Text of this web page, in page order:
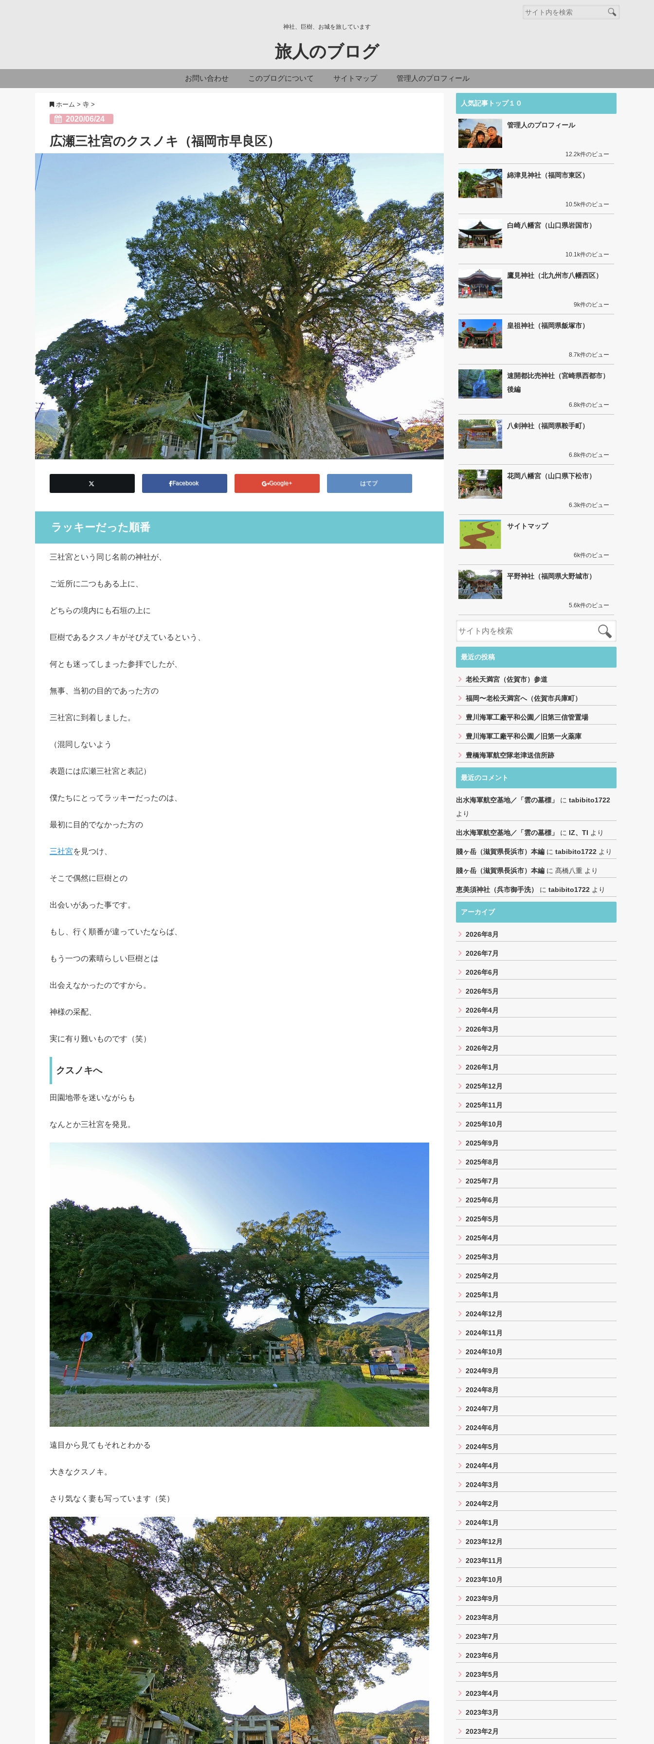
神社、巨樹、お城を旅しています
旅人のブログ
お問い合わせ このブログについて サイトマップ 管理人のプロフィール
ホーム > 寺 >
2020/06/24
広瀬三社宮のクスノキ（福岡市早良区）
Facebook Google+ はてブ
ラッキーだった順番
三社宮という同じ名前の神社が、
ご近所に二つもある上に、
どちらの境内にも石垣の上に
巨樹であるクスノキがそびえているという、
何とも迷ってしまった参拝でしたが、
無事、当初の目的であった方の
三社宮に到着しました。
（混同しないよう
表題には広瀬三社宮と表記）
僕たちにとってラッキーだったのは、
最初に目的でなかった方の
三社宮を見つけ、
そこで偶然に巨樹との
出会いがあった事です。
もし、行く順番が違っていたならば、
もう一つの素晴らしい巨樹とは
出会えなかったのですから。
神様の采配、
実に有り難いものです（笑）
クスノキへ
田園地帯を迷いながらも
なんとか三社宮を発見。
遠目から見てもそれとわかる
大きなクスノキ。
さり気なく妻も写っています（笑）
人気記事トップ１０
管理人のプロフィール
12.2k件のビュー
綿津見神社（福岡市東区）
10.5k件のビュー
白崎八幡宮（山口県岩国市）
10.1k件のビュー
鷹見神社（北九州市八幡西区）
9k件のビュー
皇祖神社（福岡県飯塚市）
8.7k件のビュー
速開都比売神社（宮崎県西都市）
後編
6.8k件のビュー
八剣神社（福岡県鞍手町）
6.8k件のビュー
花岡八幡宮（山口県下松市）
6.3k件のビュー
サイトマップ
6k件のビュー
平野神社（福岡県大野城市）
5.6k件のビュー
最近の投稿
老松天満宮（佐賀市）参道
福岡〜老松天満宮へ（佐賀市兵庫町）
豊川海軍工廠平和公園／旧第三信管置場
豊川海軍工廠平和公園／旧第一火薬庫
豊橋海軍航空隊老津送信所跡
最近のコメント
出水海軍航空基地／「雲の墓標」 に tabibito1722
より
出水海軍航空基地／「雲の墓標」 に IZ、TI より
賤ヶ岳（滋賀県長浜市）本編 に tabibito1722 より
賤ヶ岳（滋賀県長浜市）本編 に 髙橋八重 より
恵美須神社（呉市御手洗） に tabibito1722 より
アーカイブ
2026年8月
2026年7月
2026年6月
2026年5月
2026年4月
2026年3月
2026年2月
2026年1月
2025年12月
2025年11月
2025年10月
2025年9月
2025年8月
2025年7月
2025年6月
2025年5月
2025年4月
2025年3月
2025年2月
2025年1月
2024年12月
2024年11月
2024年10月
2024年9月
2024年8月
2024年7月
2024年6月
2024年5月
2024年4月
2024年3月
2024年2月
2024年1月
2023年12月
2023年11月
2023年10月
2023年9月
2023年8月
2023年7月
2023年6月
2023年5月
2023年4月
2023年3月
2023年2月